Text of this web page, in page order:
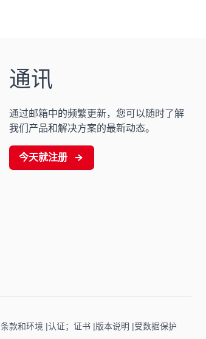
通讯
通过邮箱中的频繁更新，您可以随时了解
我们产品和解决方案的最新动态。
今天就注册
条款和环境 认证；证书 版本说明 受数据保护